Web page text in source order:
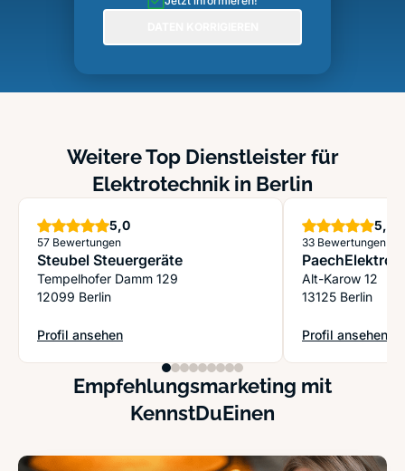
Weitere Top Dienstleister für
Elektrotechnik in Berlin
5,0Sterne
57 Bewertungen
Steubel Steuergeräte
Tempelhofer Damm 129
12099 Berlin
Profil ansehen
: Steubel Steuergeräte
5,0
33 Bewertungen
PaechElektro
Alt-Karow 12
13125 Berlin
Profil ansehen
: PaechElektro
Empfehlungsmarketing mit
KennstDuEinen